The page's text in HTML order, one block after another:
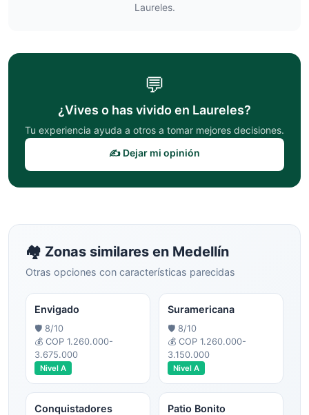
Laureles.
💬
¿Vives o has vivido en Laureles?
Tu experiencia ayuda a otros a tomar mejores decisiones.
✍️ Dejar mi opinión
🏘️ Zonas similares en Medellín
Otras opciones con características parecidas
Envigado
🛡️ 8/10
💰 COP 1.260.000-
3.675.000
Nivel A
Suramericana
🛡️ 8/10
💰 COP 1.260.000-
3.150.000
Nivel A
Conquistadores Patio Bonito